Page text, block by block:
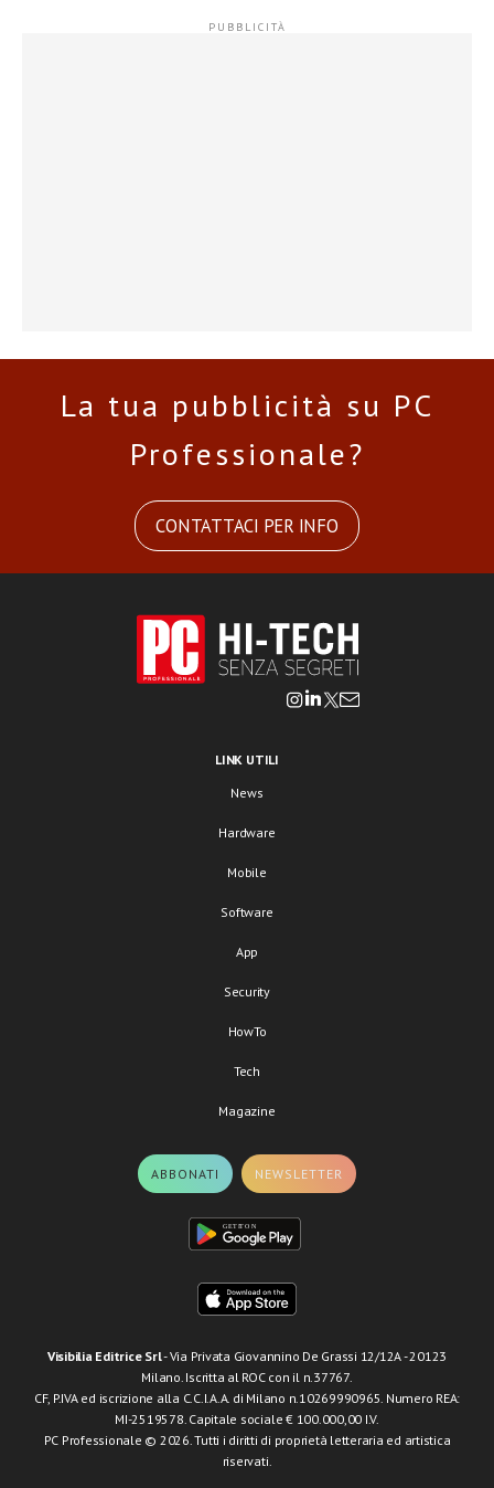
La tua pubblicità su PC
Professionale?
CONTATTACI PER INFO
LINK UTILI
News
Hardware
Mobile
Software
App
Security
HowTo
Tech
Magazine
ABBONATI NEWSLETTER
Visibilia Editrice Srl- Via Privata Giovannino De Grassi 12/12A - 20123
Milano. Iscritta al ROC con il n.37767.
CF, P.IVA ed iscrizione alla C.C.I.A.A. di Milano n.10269990965. Numero REA:
MI-2519578. Capitale sociale € 100.000,00 I.V.
PC Professionale © 2026. Tutti i diritti di proprietà letteraria ed artistica
riservati.